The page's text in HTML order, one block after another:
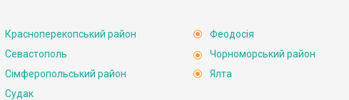
Красноперекопський район
Севастополь
Сімферопольський район
Судак
Феодосія
Чорноморський район
Ялта